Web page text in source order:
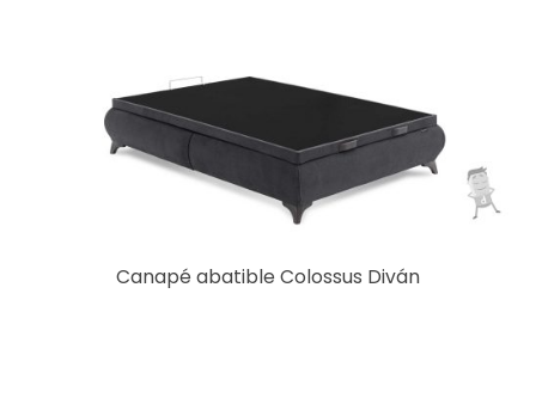
Canapé abatible Colossus Diván